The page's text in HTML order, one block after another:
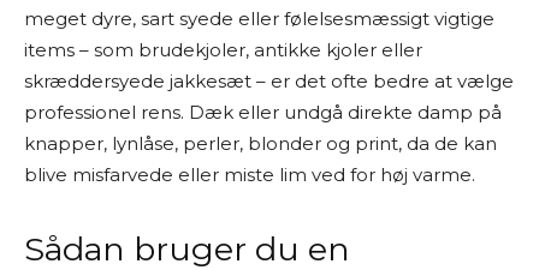
meget dyre, sart syede eller følelsesmæssigt vigtige
items – som brudekjoler, antikke kjoler eller
skræddersyede jakkesæt – er det ofte bedre at vælge
professionel rens. Dæk eller undgå direkte damp på
knapper, lynlåse, perler, blonder og print, da de kan
blive misfarvede eller miste lim ved for høj varme.
Sådan bruger du en